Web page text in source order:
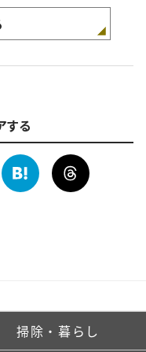
する
掃除・暮らし